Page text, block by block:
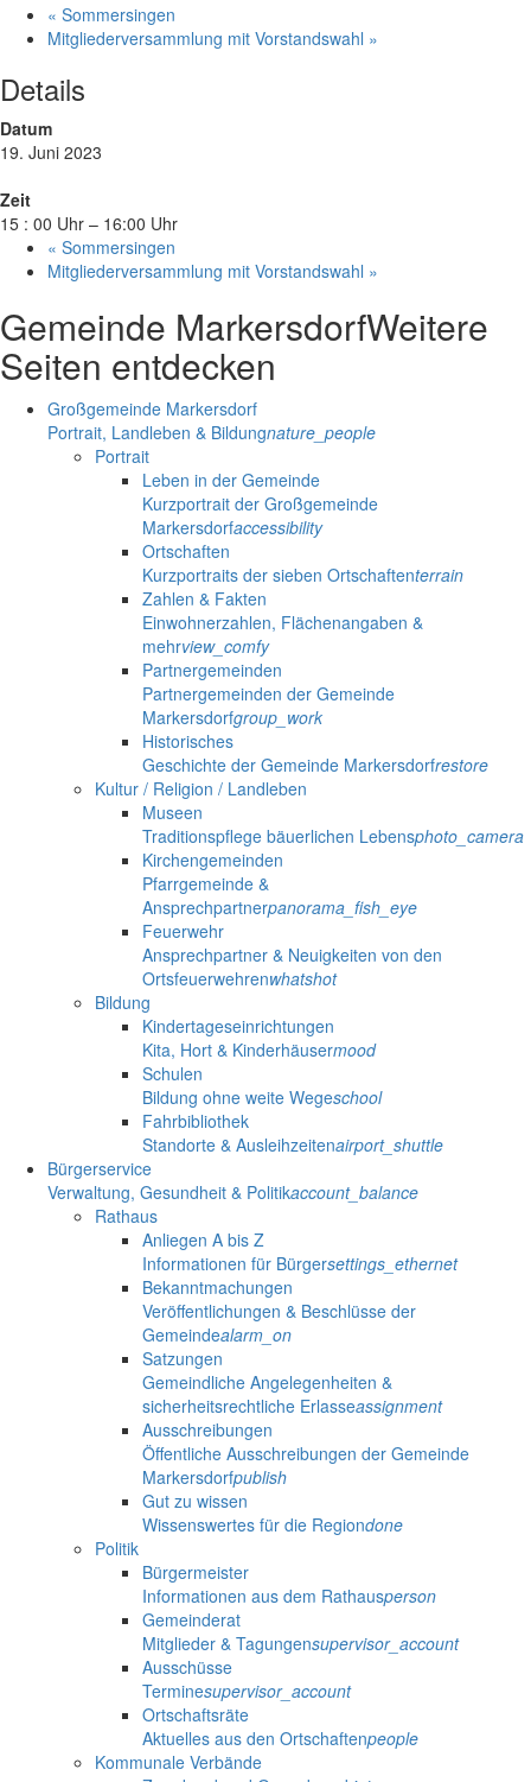
« Sommersingen
Mitgliederversammlung mit Vorstandswahl »
Details
Datum
19. Juni 2023
Zeit
15 : 00 Uhr – 16:00 Uhr
« Sommersingen
Mitgliederversammlung mit Vorstandswahl »
Gemeinde MarkersdorfWeitere
Seiten entdecken
Großgemeinde Markersdorf
Portrait, Landleben & Bildungnature_people
Portrait
Leben in der Gemeinde
Kurzportrait der Großgemeinde
Markersdorfaccessibility
Ortschaften
Kurzportraits der sieben Ortschaftenterrain
Zahlen & Fakten
Einwohnerzahlen, Flächenangaben &
mehrview_comfy
Partnergemeinden
Partnergemeinden der Gemeinde
Markersdorfgroup_work
Historisches
Geschichte der Gemeinde Markersdorfrestore
Kultur / Religion / Landleben
Museen
Traditionspflege bäuerlichen Lebensphoto_camera
Kirchengemeinden
Pfarrgemeinde &
Ansprechpartnerpanorama_fish_eye
Feuerwehr
Ansprechpartner & Neuigkeiten von den
Ortsfeuerwehrenwhatshot
Bildung
Kindertageseinrichtungen
Kita, Hort & Kinderhäusermood
Schulen
Bildung ohne weite Wegeschool
Fahrbibliothek
Standorte & Ausleihzeitenairport_shuttle
Bürgerservice
Verwaltung, Gesundheit & Politikaccount_balance
Rathaus
Anliegen A bis Z
Informationen für Bürgersettings_ethernet
Bekanntmachungen
Veröffentlichungen & Beschlüsse der
Gemeindealarm_on
Satzungen
Gemeindliche Angelegenheiten &
sicherheitsrechtliche Erlasseassignment
Ausschreibungen
Öffentliche Ausschreibungen der Gemeinde
Markersdorfpublish
Gut zu wissen
Wissenswertes für die Regiondone
Politik
Bürgermeister
Informationen aus dem Rathausperson
Gemeinderat
Mitglieder & Tagungensupervisor_account
Ausschüsse
Terminesupervisor_account
Ortschaftsräte
Aktuelles aus den Ortschaftenpeople
Kommunale Verbände